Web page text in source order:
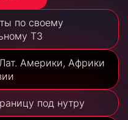
по своему
ТЗ
Америки, Африки
под нутру